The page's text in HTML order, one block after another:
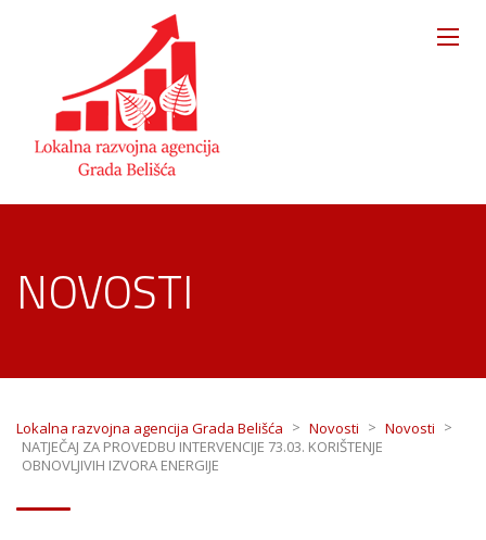
NOVOSTI
Lokalna razvojna agencija Grada Belišća > Novosti > Novosti >
NATJEČAJ ZA PROVEDBU INTERVENCIJE 73.03. KORIŠTENJE
OBNOVLJIVIH IZVORA ENERGIJE